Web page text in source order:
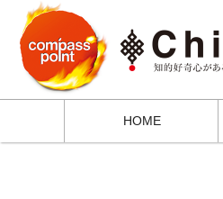
HOME